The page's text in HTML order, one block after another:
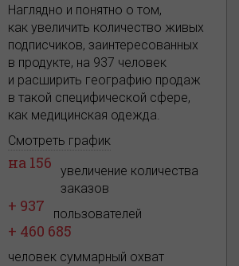
Наглядно и понятно о том,
как увеличить количество живых
подписчиков, заинтересованных
в продукте, на 937 человек
и расширить географию продаж
в такой специфической сфере,
как медицинская одежда.
Смотреть график
на 156
увеличение количества
заказов
+ 937 пользователей
+ 460 685
человек суммарный охват